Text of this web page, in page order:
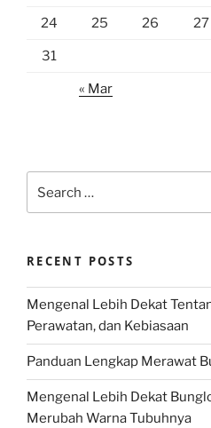
24 25 26 27
31
« Mar
for:
RECENT POSTS
Mengenal Lebih Dekat
Perawatan, dan Kebiasaan
Panduan Lengkap Merawat
Mengenal Lebih Dekat
Merubah Warna Tubuhnya